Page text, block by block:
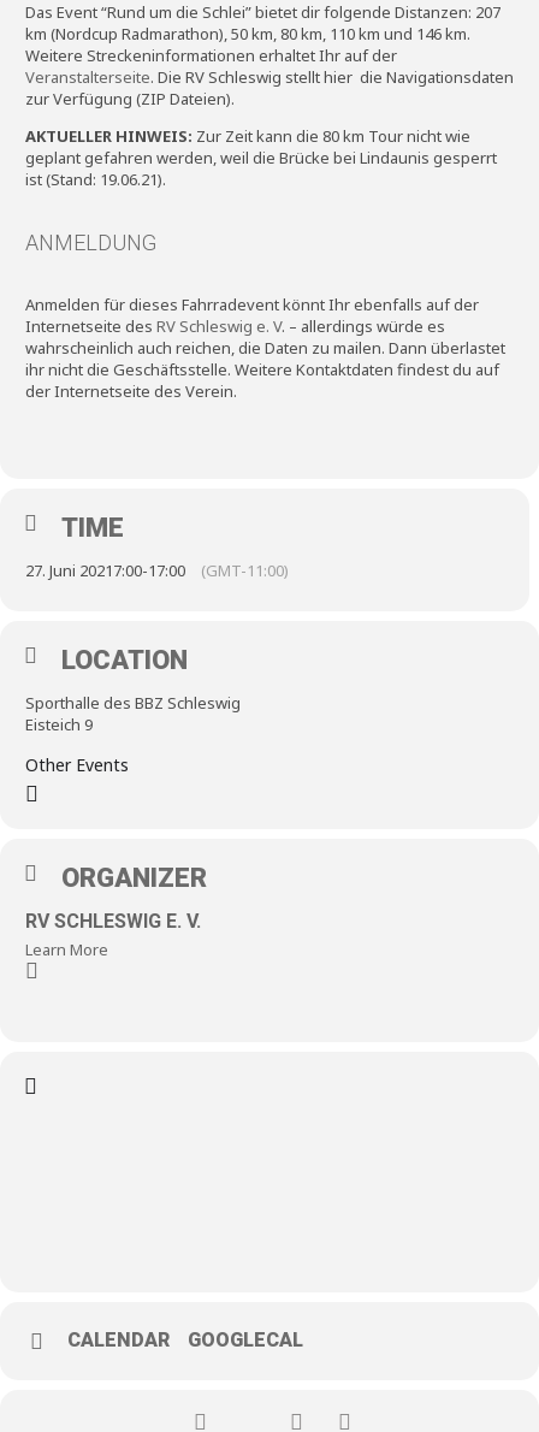
Das Event “Rund um die Schlei” bietet dir folgende Distanzen: 207
km (Nordcup Radmarathon), 50 km, 80 km, 110 km und 146 km.
Weitere Streckeninformationen erhaltet Ihr auf der
Veranstalterseite. Die RV Schleswig stellt hier die Navigationsdaten
zur Verfügung (ZIP Dateien).
AKTUELLER HINWEIS: Zur Zeit kann die 80 km Tour nicht wie
geplant gefahren werden, weil die Brücke bei Lindaunis gesperrt
ist (Stand: 19.06.21).
ANMELDUNG
Anmelden für dieses Fahrradevent könnt Ihr ebenfalls auf der
Internetseite des RV Schleswig e. V. – allerdings würde es
wahrscheinlich auch reichen, die Daten zu mailen. Dann überlastet
ihr nicht die Geschäftsstelle. Weitere Kontaktdaten findest du auf
der Internetseite des Verein.
TIME
27. Juni 20217:00-17:00 (GMT-11:00)
LOCATION
Sporthalle des BBZ Schleswig
Eisteich 9
Other Events
ORGANIZER
RV SCHLESWIG E. V.
Learn More
CALENDAR GOOGLECAL